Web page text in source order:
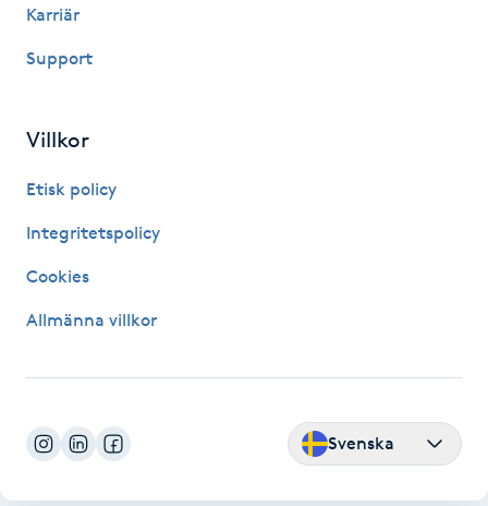
Lashlift Keratin
LED-ljusterapi
Liktornar
LPG
LPG-massage
Luggklippning
Lymfmassage
Läpptatuering
Karriär
Support
Villkor
Etisk policy
Integritetspolicy
Cookies
Allmänna villkor
Svenska